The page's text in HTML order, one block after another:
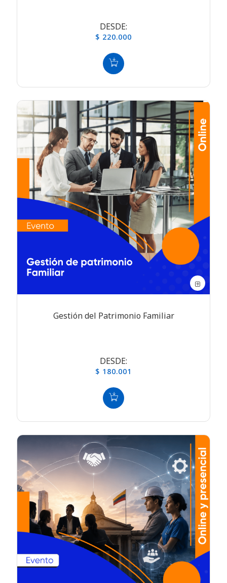
DESDE:
$ 220.000
Gestión del Patrimonio Familiar
DESDE:
$ 180.001